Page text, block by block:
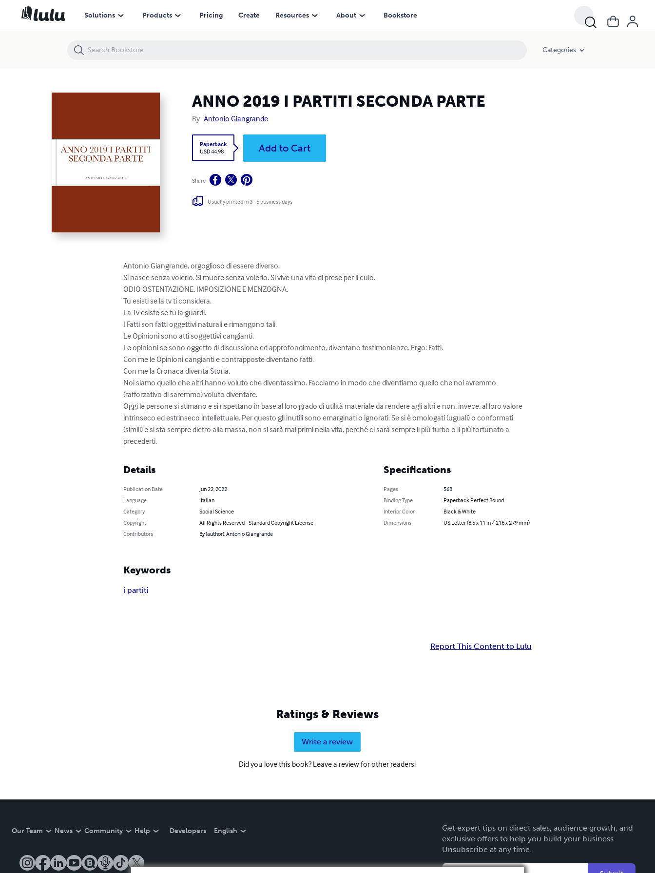
Solutions Products Pricing Create Resources About Bookstore
Categories
ANNO 2019 I PARTITI SECONDA PARTE
By Antonio Giangrande
Paperback
USD 44.98
Add to Cart
Share
Usually printed in 3 - 5 business days
Antonio Giangrande, orgoglioso di essere diverso.
Si nasce senza volerlo. Si muore senza volerlo. Si vive una vita di prese per il culo.
ODIO OSTENTAZIONE, IMPOSIZIONE E MENZOGNA.
Tu esisti se la tv ti considera.
La Tv esiste se tu la guardi.
I Fatti son fatti oggettivi naturali e rimangono tali.
Le Opinioni sono atti soggettivi cangianti.
Le opinioni se sono oggetto di discussione ed approfondimento, diventano testimonianze. Ergo: Fatti.
Con me le Opinioni cangianti e contrapposte diventano fatti.
Con me la Cronaca diventa Storia.
Noi siamo quello che altri hanno voluto che diventassimo. Facciamo in modo che diventiamo quello che noi avremmo
(rafforzativo di saremmo) voluto diventare.
Oggi le persone si stimano e si rispettano in base al loro grado di utilità materiale da rendere agli altri e non, invece, al loro valore
intrinseco ed estrinseco intellettuale. Per questo gli inutili sono emarginati o ignorati. Se si è omologati (uguali) o conformati
(simili) e si sta sempre dietro alla massa, non si sarà mai primi nella vita, perché ci sarà sempre il più furbo o il più fortunato a
precederti.
Details
Publication Date
Jun 22, 2022
Language
Italian
Category
Social Science
Copyright
All Rights Reserved - Standard Copyright License
Contributors
By (author): Antonio Giangrande
Specifications
Pages
568
Binding Type
Paperback Perfect Bound
Interior Color
Black & White
Dimensions
US Letter (8.5 x 11 in / 216 x 279 mm)
Keywords
i partiti
Report This Content to Lulu
Ratings & Reviews
Write a review
Did you love this book? Leave a review for other readers!
Our Team News Community Help Developers English
Get expert tips on direct sales, audience growth, and
exclusive offers to help you build your business.
Unsubscribe at any time.
ANNO 2019 I PARTITI SECONDA PARTE